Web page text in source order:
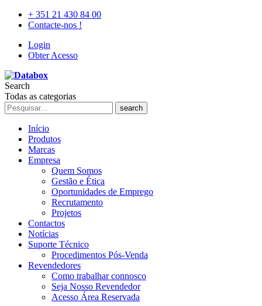
+ 351 21 430 84 00
Contacte-nos !
Login
Obter Acesso
Search
Todas as categorias
search
Início
Produtos
Marcas
Empresa
Quem Somos
Gestão e Ética
Oportunidades de Emprego
Recrutamento
Projetos
Contactos
Notícias
Suporte Técnico
Procedimentos Pós-Venda
Revendedores
Como trabalhar connosco
Seja Nosso Revendedor
Acesso Área Reservada